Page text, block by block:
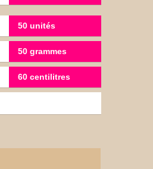
50 unités
50 grammes
60 centilitres